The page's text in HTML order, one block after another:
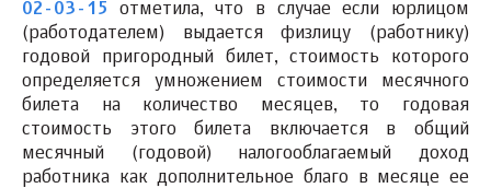
02-03-15 отметила, что в случае если юрлицом
(работодателем) выдается физлицу (работнику)
годовой пригородный билет, стоимость которого
определяется умножением стоимости месячного
билета на количество месяцев, то годовая
стоимость этого билета включается в общий
месячный (годовой) налогооблагаемый доход
работника как дополнительное благо в месяце ее